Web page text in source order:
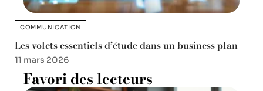
COMMUNICATION
Les volets essentiels d’étude dans un business plan
11 mars 2026
Favori des lecteurs